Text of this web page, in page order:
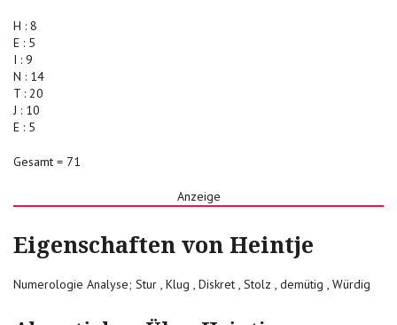
H : 8
E : 5
I : 9
N : 14
T : 20
J : 10
E : 5
Gesamt = 71
Anzeige
Eigenschaften von Heintje
Numerologie Analyse; Stur , Klug , Diskret , Stolz , demütig , Würdig